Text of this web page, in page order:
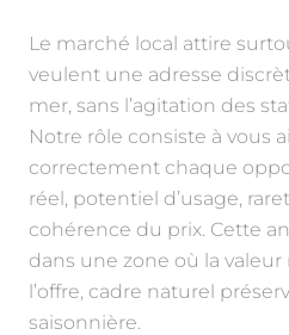
Le marché local attire
veulent une adresse
mer, sans l’agitation des
Notre rôle consiste à vous
correctement chaque
réel, potentiel d’usage,
cohérence du prix. Cette
dans une zone où la valeur
l’offre, cadre naturel
saisonnière.